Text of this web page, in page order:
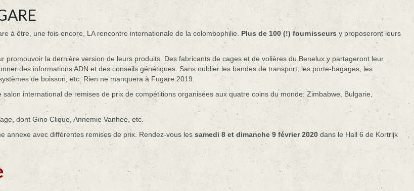
à être, une fois encore, LA rencontre internationale de la colombophilie. Plus de 100 (!) fournisseurs y proposeront leurs
promouvoir la dernière version de leurs produits. Des fabricants de cages et de volières du Benelux y partageront leur
des informations ADN et des conseils génétiques. Sans oublier les bandes de transport, les porte-bagages, les
de boisson, etc. Rien ne manquera à Fugare 2019.
international de remises de prix de compétitions organisées aux quatre coins du monde: Zimbabwe, Bulgarie,
dont Gino Clique, Annemie Vanhee, etc.
annexe avec différentes remises de prix. Rendez-vous les samedi 8 et dimanche 9 février 2020 dans le Hall 6 de Kortrijk